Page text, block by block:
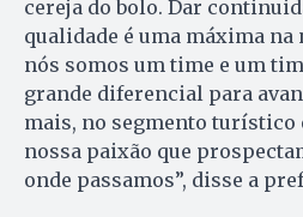
cereja do bolo. Dar
qualidade é uma máxima na
nós somos um time e um
grande diferencial para
mais, no segmento turístico
nossa paixão que
onde passamos”, disse a